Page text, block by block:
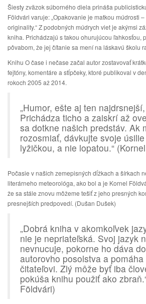
Šiesty zväzok súborného diela prináša
Földvári varuje: „Opakovanie je matkou múdrosti
originality.“ Z podobných múdrych viet je akýmsi
kniha. Prichádzajú s takou ohurujúcou ľahkosťou,
pôvabom, že jej čítanie sa mení na láskavú školu
Knihu O čase i nečase začal autor zostavovať
fejtóny, komentáre a stĺpčeky, ktoré publikoval v
rokoch 2005 až 2014.
„Humor, ešte aj ten
Prichádza ticho a zaiskrí až
sa dotkne našich predstáv. Ak
rozosmiať, dávkujte svoje
lyžičkou, a nie lopatou.“
Počasie v našich zemepisných dĺžkach a šírkach
literárneho meteorológa, ako bol a je Kornel
že sa stále znovu môžeme tešiť z jeho presných
presnejších predpovedí. (Dušan Dušek)
„Dobrá kniha v akomkoľvek
nie je nepriateľská. Svoj jazyk
nevnucuje, pokorne ho dáva
autorovho posolstva a
čitateľovi. Zlý môže byť iba
pokúša knihu použiť ako
Földvári)